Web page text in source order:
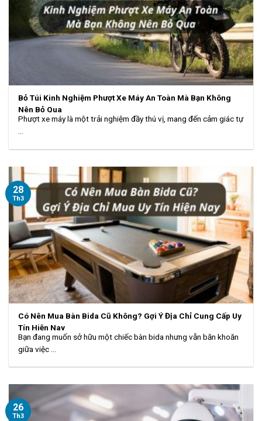
Bỏ Túi Kinh Nghiệm Phượt Xe Máy An Toàn Mà Bạn Không
Nên Bỏ Qua
Phượt xe máy là một trải nghiệm đầy thú vị, mang đến cảm giác tự
...
Có Nên Mua Bàn Bida Cũ Không? Gợi Ý Địa Chỉ Cung Cấp Uy
Tín Hiện Nay
Bạn đang muốn sở hữu một chiếc bàn bida nhưng vẫn băn khoăn
giữa việc ...
28
Th3
26
Th3